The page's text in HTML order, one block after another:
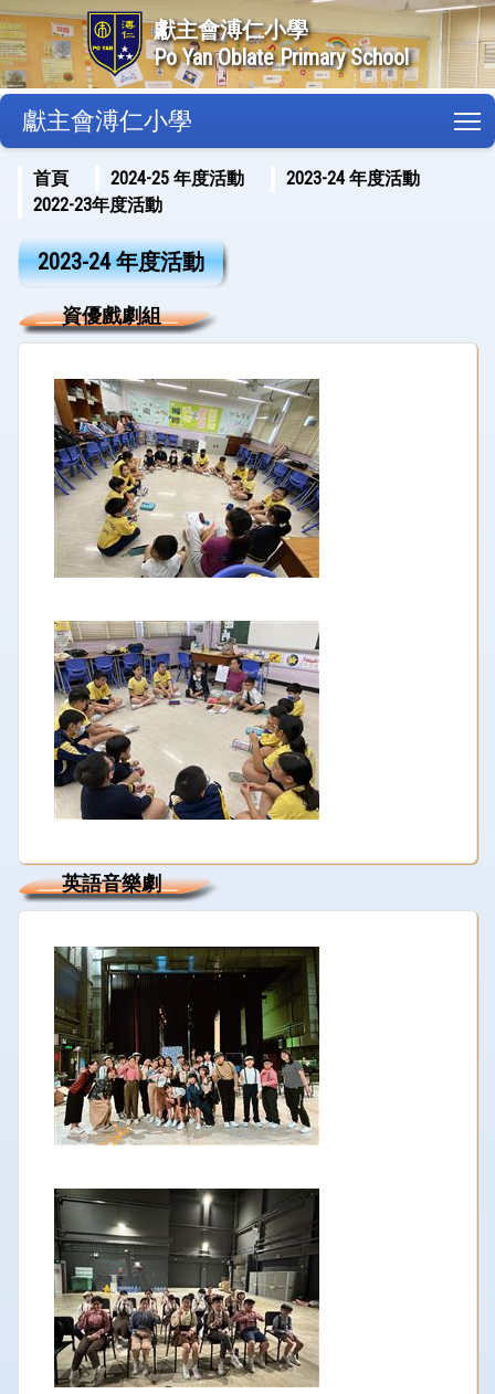
獻主會溥仁小學
Po Yan Oblate Primary School
獻主會溥仁小學
首頁 2024-25 年度活動
2023-24 年度活動
2022-23年度活動
2023-24 年度活動
資優戲劇組
英語音樂劇